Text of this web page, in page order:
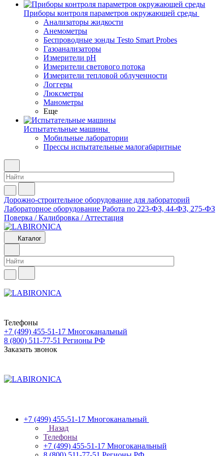
Приборы контроля параметров окружающей среды
Анализаторы жидкости
Анемометры
Беспроводные зонды Testo Smart Probes
Газоанализаторы
Измерители pH
Измерители светового потока
Измерители тепловой облученности
Логгеры
Люксметры
Манометры
Еще
Испытательные машины
Мобильные лаборатории
Прессы испытательные малогабаритные
Дорожно-строительное оборудование для лабораторий
Лабораторное оборудование Работа по 223-ФЗ, 44-ФЗ, 275-ФЗ
Поверка / Калибровка / Аттестация
Каталог
Телефоны
+7 (499) 455-51-17 Многоканальный
8 (800) 511-77-51 Регионы РФ
Заказать звонок
+7 (499) 455-51-17 Многоканальный
Назад
Телефоны
+7 (499) 455-51-17 Многоканальный